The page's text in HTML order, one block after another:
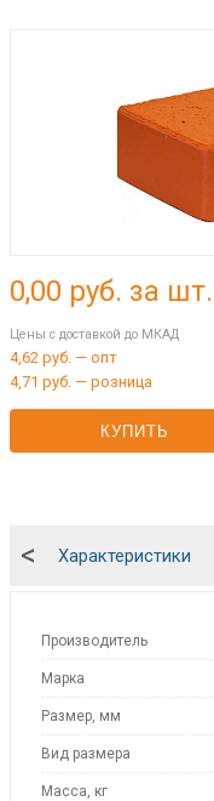
0,00 руб. за шт.
Цены с доставкой до МКАД
4,62 руб. — опт
4,71 руб. — розница
КУПИТЬ
Характеристики
<
Производитель
Марка
Размер, мм
Вид размера
Масса, кг